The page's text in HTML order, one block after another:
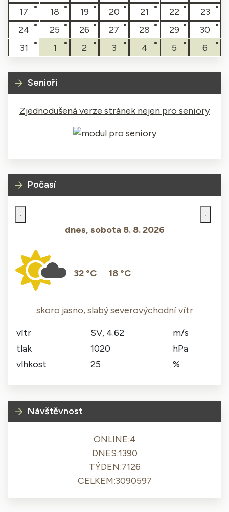
17
18 19 20 21 22
23
24
25 26 27 28 29
30
31
1 2 3 4 5 6
Senioři
Zjednodušená verze stránek nejen pro seniory
Počasí
dnes, sobota 8. 8. 2026
32 °C 18 °C
skoro jasno, slabý severovýchodní vítr
vítr
SV, 4.62
m/s
tlak
1020
hPa
vlhkost
25 %
Návštěvnost
ONLINE:4
DNES:1390
TÝDEN:7126
CELKEM:3090597